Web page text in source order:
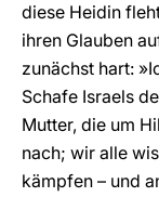
diese Heidin
ihren Glauben
zunächst hart:
Schafe Israels
Mutter, die um
nach; wir alle
kämpfen – und